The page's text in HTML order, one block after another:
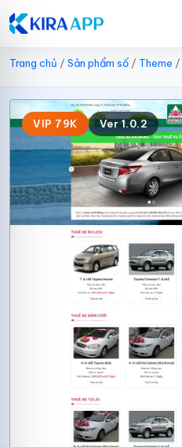
Trang chủ / Sản phẩm số / Theme /
VIP 79K Ver 1.0.2